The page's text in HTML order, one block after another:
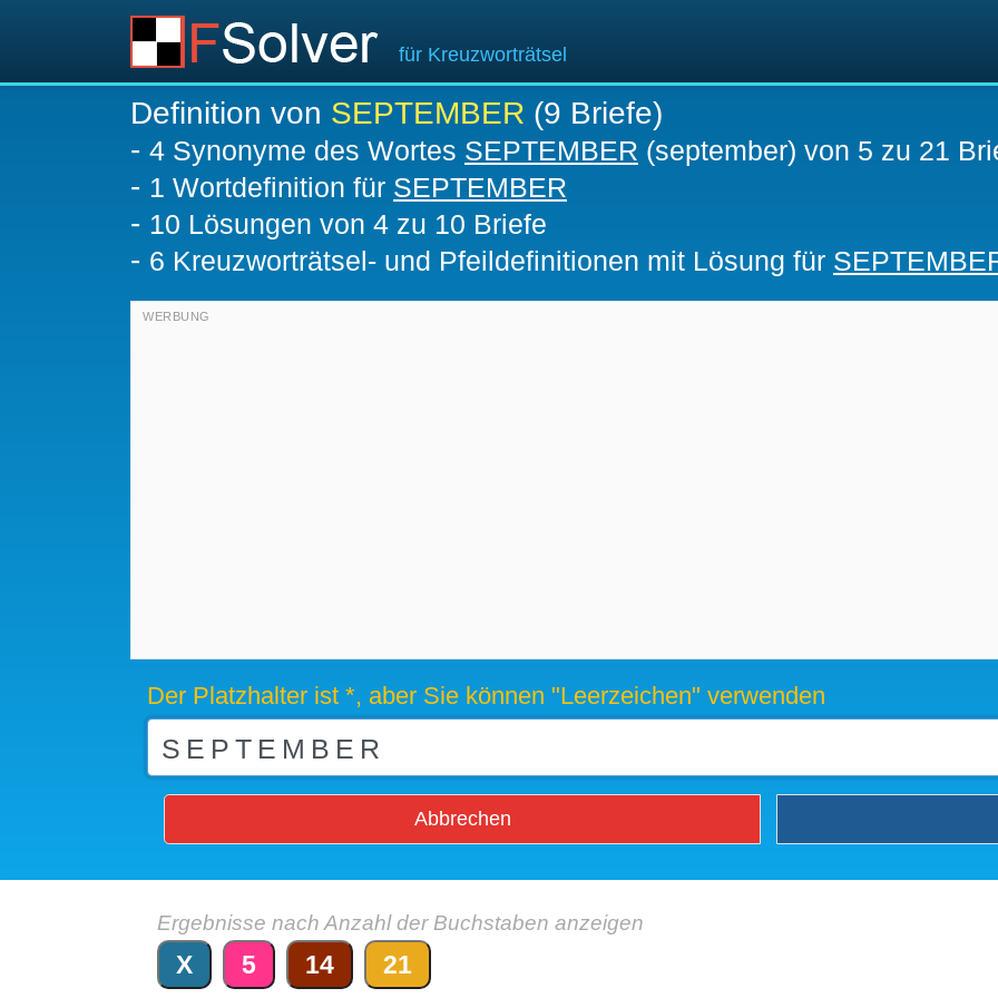
für Kreuzworträtsel
Definition von SEPTEMBER (9 Briefe)
- 4 Synonyme des Wortes SEPTEMBER (september) von 5 zu 21
- 1 Wortdefinition für SEPTEMBER
- 10 Lösungen von 4 zu 10 Briefe
- 6 Kreuzworträtsel- und Pfeildefinitionen mit Lösung für
Der Platzhalter ist *, aber Sie können "Leerzeichen" verwenden
Abbrechen
Ergebnisse nach Anzahl der Buchstaben anzeigen
X 5 14 21